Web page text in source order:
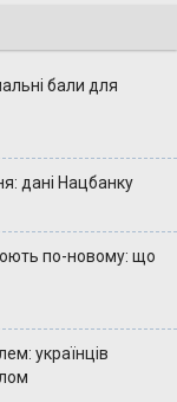
бали для
дані Нацбанку
по-новому: що
українців